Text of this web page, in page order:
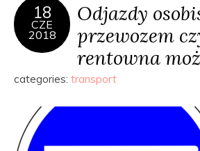
18
CZE
2018
Odjazdy
przewozem
rentowna
categories: transport